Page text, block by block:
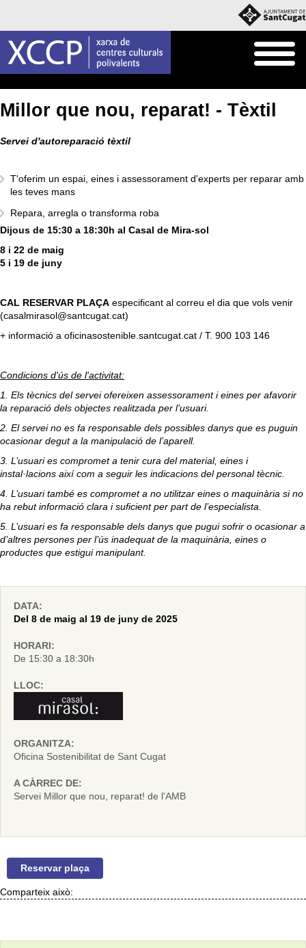
Millor que nou, reparat! - Tèxtil
Servei d'autoreparació tèxtil
T'oferim un espai, eines i assessorament d'experts per reparar amb
les teves mans
Repara, arregla o transforma roba
Dijous de 15:30 a 18:30h al Casal de Mira-sol
8 i 22 de maig
5 i 19 de juny
CAL RESERVAR PLAÇA especificant al correu el dia que vols venir
(casalmirasol@santcugat.cat)
+ informació a oficinasostenible.santcugat.cat / T. 900 103 146
Condicions d'ús de l'activitat:
1. Els tècnics del servei ofereixen assessorament i eines per afavorir
la reparació dels objectes realitzada per l’usuari.
2. El servei no es fa responsable dels possibles danys que es puguin
ocasionar degut a la manipulació de l’aparell.
3. L’usuari es compromet a tenir cura del material, eines i
instal·lacions així com a seguir les indicacions del personal tècnic.
4. L’usuari també es compromet a no utilitzar eines o maquinària si no
ha rebut informació clara i suficient per part de l’especialista.
5. L’usuari es fa responsable dels danys que pugui sofrir o ocasionar a
d’altres persones per l’ús inadequat de la maquinària, eines o
productes que estigui manipulant.
DATA:
Del 8 de maig al 19 de juny de 2025
HORARI:
De 15:30 a 18:30h
LLOC:
ORGANITZA:
Oficina Sostenibilitat de Sant Cugat
A CÀRREC DE:
Servei Millor que nou, reparat! de l'AMB
Reservar plaça
Comparteix això: